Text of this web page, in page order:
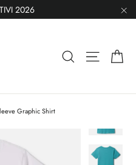
2026
Search Site
Graphic Shirt